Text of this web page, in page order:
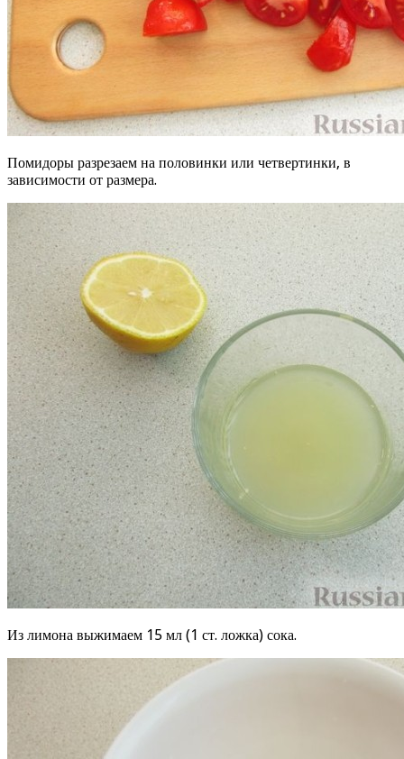
Помидоры разрезаем на половинки или четвертинки, в
зависимости от размера.
Из лимона выжимаем 15 мл (1 ст. ложка) сока.